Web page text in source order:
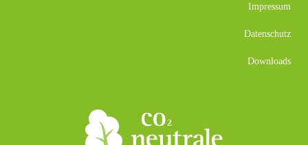
Impressum
Datenschutz
Downloads